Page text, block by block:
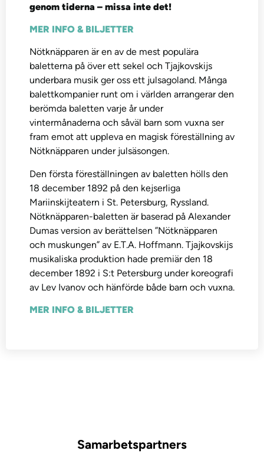
genom tiderna – missa inte det!
MER INFO & BILJETTER
Nötknäpparen är en av de mest populära
baletterna på över ett sekel och Tjajkovskijs
underbara musik ger oss ett julsagoland. Många
balettkompanier runt om i världen arrangerar den
berömda baletten varje år under
vintermånaderna och såväl barn som vuxna ser
fram emot att uppleva en magisk föreställning av
Nötknäpparen under julsäsongen.
Den första föreställningen av baletten hölls den
18 december 1892 på den kejserliga
Mariinskijteatern i St. Petersburg, Ryssland.
Nötknäpparen-baletten är baserad på Alexander
Dumas version av berättelsen ”Nötknäpparen
och muskungen” av E.T.A. Hoffmann. Tjajkovskijs
musikaliska produktion hade premiär den 18
december 1892 i S:t Petersburg under koreografi
av Lev Ivanov och hänförde både barn och vuxna.
MER INFO & BILJETTER
Samarbetspartners